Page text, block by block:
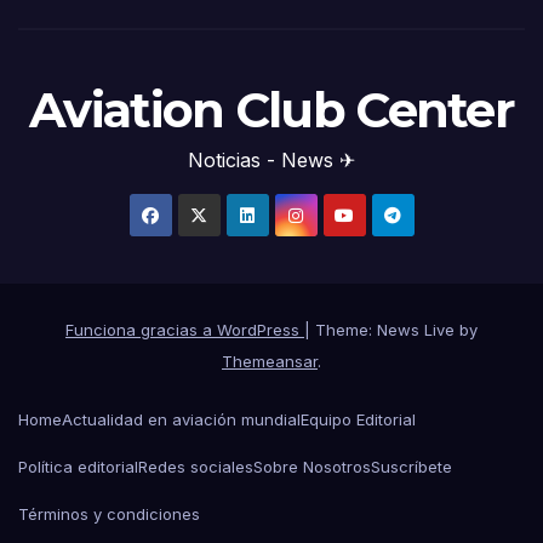
Aviation Club Center
Noticias - News ✈
Funciona gracias a WordPress
Theme: News Live by
Themeansar.
HomeActualidad en aviación mundialEquipo Editorial
Política editorialRedes socialesSobre NosotrosSuscríbete
Términos y condiciones